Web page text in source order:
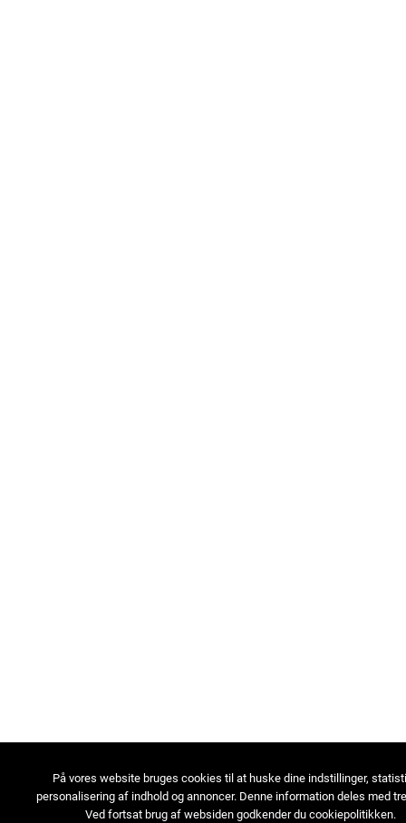
På vores website bruges cookies til at huske dine indstillinger,
personalisering af indhold og annoncer. Denne information deles med
Ved fortsat brug af websiden godkender du cookiepolitikken.